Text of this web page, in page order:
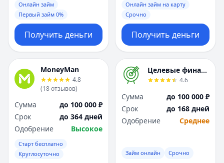
Пермь
Р
Ростов-на-Дону
Рязань
С
Самара
Санкт-Петербург
Севастополь
Тверь
Пермь
Ростов-на-Дону
Рязань
С
Самара
Санкт-Петербург
Саратов
Севастополь
Сочи
Тверь
Онлайн займ
Первый займ 0%
Получить деньги
Онлайн займ на карту
Срочно
Получить деньги
MoneyMan
4.8
(18отзывов)
Сумма
до 100 000 ₽
Срок
до 364 дней
Одобрение
Высокое
Старт бесплатно
Круглосуточно
Целевые финансы
4.6
Сумма
до 100 000 ₽
Срок
до 168 дней
Одобрение
Среднее
Займ онлайн Срочно